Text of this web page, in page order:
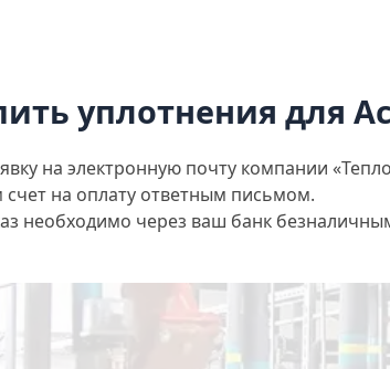
уплотнения для
на электронную почту компании
счет на оплату ответным письмом.
необходимо через ваш банк